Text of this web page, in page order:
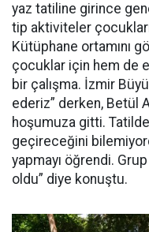
yaz tatiline girince
tip aktiviteler
Kütüphane ortamını
çocuklar için hem de
bir çalışma. İzmir
ederiz” derken, Betül
hoşumuza gitti.
geçireceğini
yapmayı öğrendi. Grup
oldu” diye konuştu.